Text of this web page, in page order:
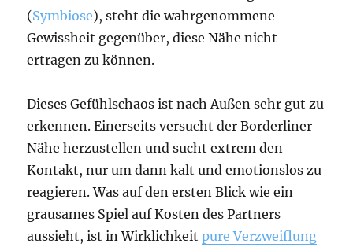
(Symbiose), steht die wahrgenommene
Gewissheit gegenüber, diese Nähe nicht
ertragen zu können.
Dieses Gefühlschaos ist nach Außen sehr gut zu
erkennen. Einerseits versucht der Borderliner
Nähe herzustellen und sucht extrem den
Kontakt, nur um dann kalt und emotionslos zu
reagieren. Was auf den ersten Blick wie ein
grausames Spiel auf Kosten des Partners
aussieht, ist in Wirklichkeitpure Verzweiflung